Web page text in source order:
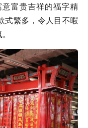
富贵吉祥的福字精
式繁多，令人目不暇